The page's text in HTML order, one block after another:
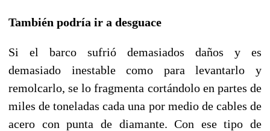
También podría ir a desguace
Si el barco sufrió demasiados daños y es
demasiado inestable como para levantarlo y
remolcarlo, se lo fragmenta cortándolo en partes de
miles de toneladas cada una por medio de cables de
acero con punta de diamante. Con ese tipo de